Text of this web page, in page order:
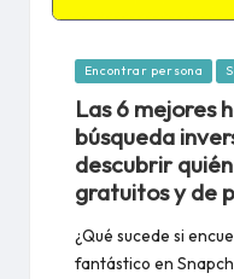
Publicado
Encontrar persona
Las 6 mejores
búsqueda
descubrir
gratuitos y de
¿Qué sucede si
fantástico en